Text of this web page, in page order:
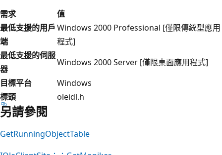
需求
值
最低支援的用戶
端
Windows 2000 Professional [僅限傳統型應用
程式]
最低支援的伺服
器
Windows 2000 Server [僅限桌面應用程式]
目標平台
Windows
標頭
oleidl.h
另請參閱
GetRunningObjectTable